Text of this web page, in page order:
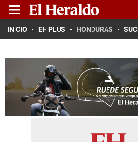
INICIO EH PLUS HONDURAS